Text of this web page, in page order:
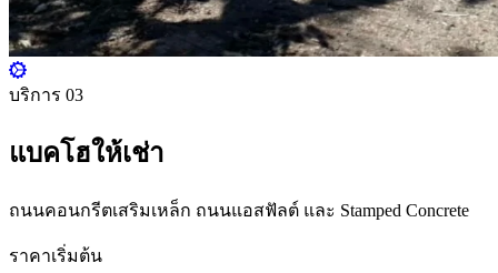
บริการ 03
แบคโฮให้เช่า
ถนนคอนกรีตเสริมเหล็ก ถนนแอสฟัลต์ และ Stamped Concrete
ราคาเริ่มต้น